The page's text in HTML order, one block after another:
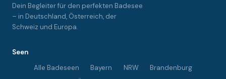
Dein Begleiter für den perfekten Badesee
– in Deutschland, Österreich, der
Schweiz und Europa.
Seen
Alle Badeseen
Bayern NRW
Brandenburg